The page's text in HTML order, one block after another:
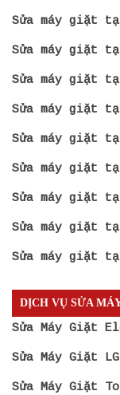
Sửa máy giặt
Sửa máy giặt
Sửa máy giặt
Sửa máy giặt
Sửa máy giặt
Sửa máy giặt
Sửa máy giặt
Sửa máy giặt
Sửa máy giặt
DỊCH VỤ SỬA
Sửa Máy Giặt
Sửa Máy Giặt LG
Sửa Máy Giặt